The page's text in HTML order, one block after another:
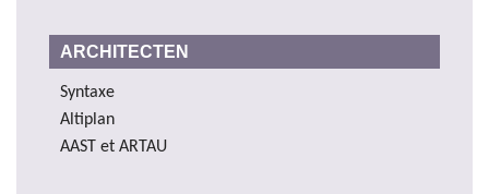
ARCHITECTEN
Syntaxe
Altiplan
AAST et ARTAU